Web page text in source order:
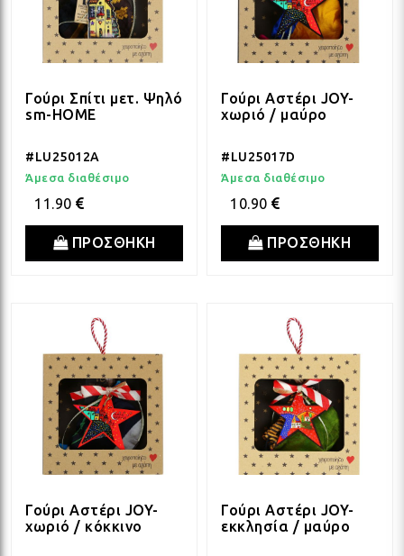
Γούρι Σπίτι μετ. Ψηλό
sm-HOME
#LU25012A
Άμεσα διαθέσιμο
11.90
ΠΡΟΣΘΗΚΗ
Γούρι Αστέρι JOY-
χωριό / μαύρο
#LU25017D
Άμεσα διαθέσιμο
10.90
ΠΡΟΣΘΗΚΗ
Γούρι Αστέρι JOY-
χωριό / κόκκινο
Γούρι Αστέρι JOY-
εκκλησία / μαύρο